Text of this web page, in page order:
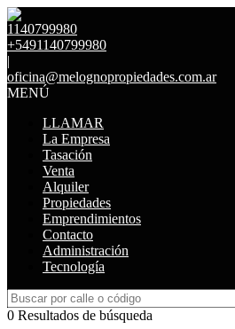
1140799980
+5491140799980
|
oficina@melognopropiedades.com.ar
MENÚ
LLAMAR
La Empresa
Tasación
Venta
Alquiler
Propiedades
Emprendimientos
Contacto
Administración
Tecnología
0 Resultados de búsqueda